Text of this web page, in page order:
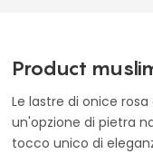
Product
Le lastre di onice
un'opzione di pietra
tocco unico di